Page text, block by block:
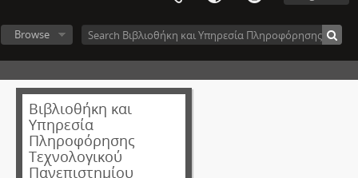
Browse
Βιβλιοθήκη και
Υπηρεσία
Πληροφόρησης
Τεχνολογικού
Πανεπιστημίου